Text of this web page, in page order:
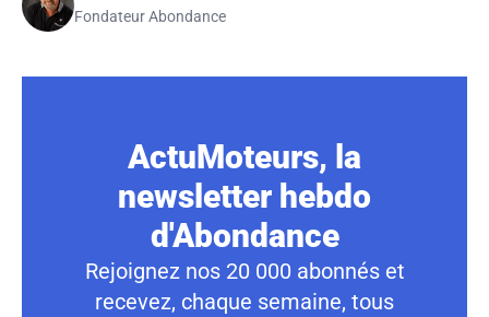
Fondateur Abondance
ActuMoteurs, la
newsletter hebdo
d'Abondance
Rejoignez nos 20 000 abonnés et
recevez, chaque semaine, tous